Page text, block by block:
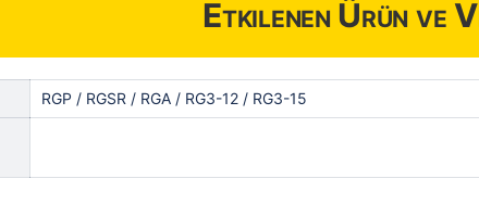
Etkilenen Ürün ve
RGP / RGSR / RGA / RG3-12 / RG3-15